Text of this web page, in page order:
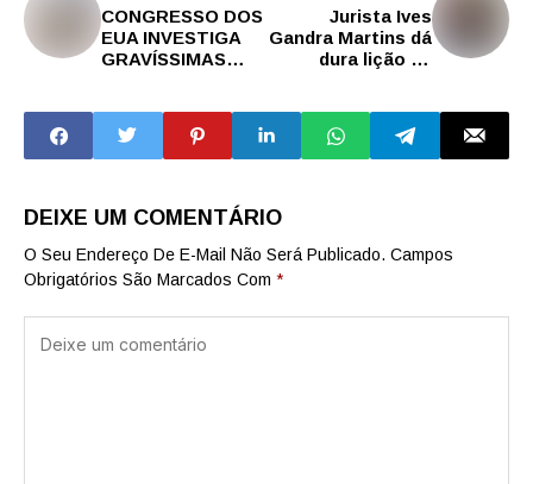
CONGRESSO DOS
EUA INVESTIGA
GRAVÍSSIMAS
CONLUIO
TOTALITÁRIO
COM A CHINA
Jurista Ives
Gandra Martins dá
dura lição de
‘julgamento mais
infame da
História’
DEIXE UM COMENTÁRIO
O Seu Endereço De E-Mail Não Será Publicado. Campos
Obrigatórios São Marcados Com *